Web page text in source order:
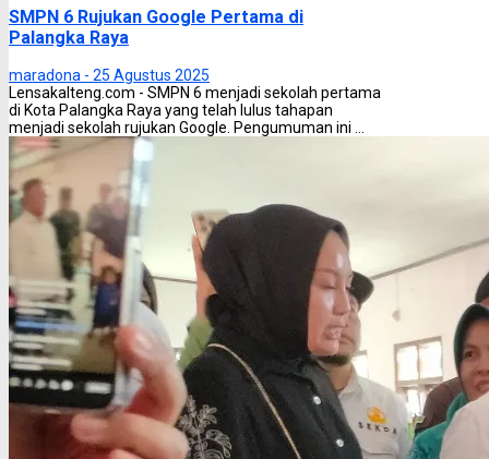
SMPN 6 Rujukan Google Pertama di
Palangka Raya
maradona - 25 Agustus 2025
Lensakalteng.com - SMPN 6 menjadi sekolah pertama
di Kota Palangka Raya yang telah lulus tahapan
menjadi sekolah rujukan Google. Pengumuman ini ...